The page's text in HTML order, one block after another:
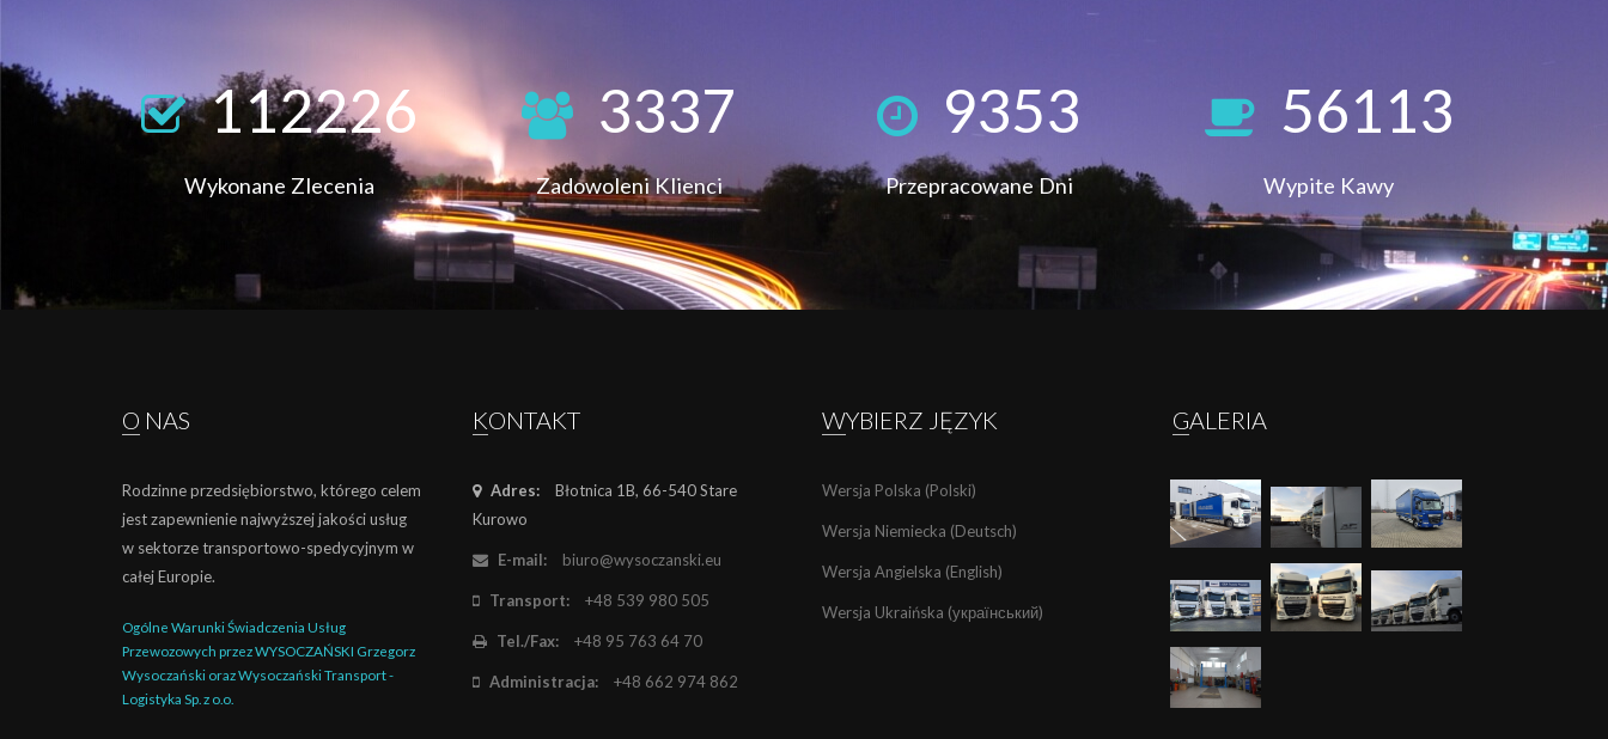
112226
Wykonane Zlecenia
3337
Zadowoleni Klienci
9353
Przepracowane Dni
56113
Wypite Kawy
O NAS
Rodzinne przedsiębiorstwo, którego celem
jest zapewnienie najwyższej jakości usług
w sektorze transportowo-spedycyjnym w
całej Europie.
Ogólne Warunki Świadczenia Usług
Przewozowych przez WYSOCZAŃSKI Grzegorz
Wysoczański oraz Wysoczański Transport -
Logistyka Sp. z o.o.
KONTAKT
Adres:
Błotnica 1B, 66-540 Stare
Kurowo
E-mail: biuro@wysoczanski.eu
Transport: +48 539 980 505
Tel./Fax: +48 95 763 64 70
Administracja: +48 662 974 862
WYBIERZ JĘZYK
Wersja Polska (Polski)
Wersja Niemiecka (Deutsch)
Wersja Angielska (English)
Wersja Ukraińska (український)
GALERIA